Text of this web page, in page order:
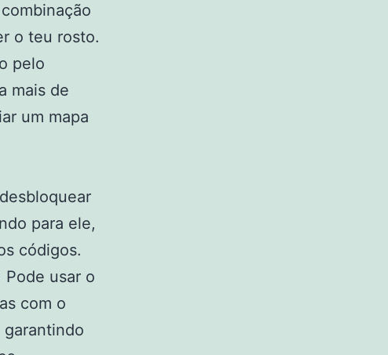
o teu rosto.
pelo
mais de
um mapa
para ele,
códigos.
Pode usar o
com o